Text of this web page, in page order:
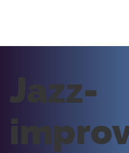
Jazz-